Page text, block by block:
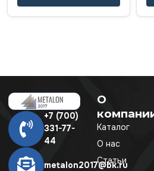
+7 (700)
331-77-
44
metalon2017@bk.ru
О
Каталог
О нас
Статьи